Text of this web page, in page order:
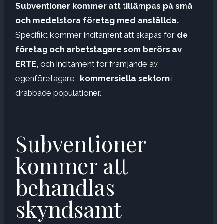
Subventioner kommer att tillämpas på små
och medelstora företag med anställda.
Specifikt kommer incitament att skapas för de
företag och arbetstagare som berörs av
ERTE, och incitament för främjande av
egenföretagare i kommersiella sektorn i
drabbade populationer.
Subventioner
kommer att
behandlas
skyndsamt